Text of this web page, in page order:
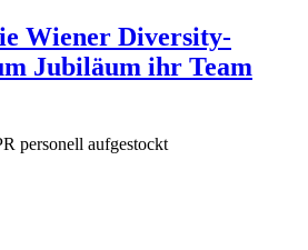
Wiener Diversity-
Jubiläum ihr Team
personell aufgestockt